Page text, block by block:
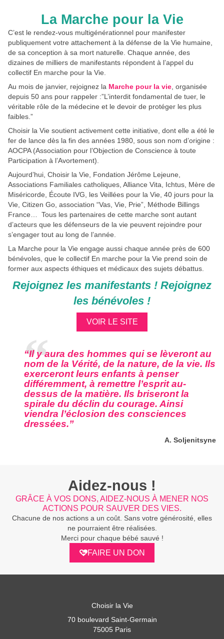
La Marche pour la Vie
C’est le rendez-vous multigénérationnel pour manifester
publiquement votre attachement à la défense de la Vie humaine,
de sa conception à sa mort naturelle. Chaque année, des
dizaines de milliers de manifestants répondent à l’appel du
collectif En marche pour la Vie.
Au mois de janvier, rejoignez la Marche pour la vie , organisée
depuis 50 ans pour rappeler :”L’interdit fondamental de tuer, le
véritable rôle de la médecine et le devoir de protéger les plus
faibles.”
Choisir la Vie soutient activement cette initiative, dont elle a été le
fer de lance dès la fin des années 1980, sous son nom d’origine :
AOCPA (Association pour l’Objection de Conscience à toute
Participation à l’Avortement).
Aujourd’hui, Choisir la Vie, Fondation Jérôme Lejeune,
Associations Familiales catholiques, Alliance Vita, Ichtus, Mère de
Miséricorde, Écoute IVG, les Veillées pour la Vie, 40 jours pour la
Vie, Citizen Go, association “Vas, Vie, Prie”, Méthode Billings
France…  Tous les partenaires de cette marche sont autant
d’acteurs que les défenseurs de la vie peuvent rejoindre pour
s’engager tout au long de l’année.
La Marche pour la Vie engage aussi chaque année près de 600
bénévoles, que le collectif En marche pour la Vie prend soin de
former aux aspects éthiques et médicaux des sujets débattus.
Rejoignez les manifestants ! Rejoignez
les bénévoles !
VOIR LE SITE
“Il y aura des hommes qui se lèveront au
nom de la Vérité, de la nature, de la vie. Ils
exerceront leurs enfants à penser
différemment, à remettre l’esprit au-
dessus de la matière. Ils briseront la
spirale du déclin du courage. Ainsi
viendra l’éclosion des consciences
dressées.”
A. Soljenitsyne
Aidez-nous !
GRÂCE À VOS DONS, AIDEZ-NOUS À MENER NOS
ACTIONS POUR SAUVER DES VIES.
Chacune de nos actions a un coût. Sans votre générosité, elles
ne pourraient être réalisées.
Merci pour chaque bébé sauvé !
FAIRE UN DON
Choisir la Vie
70 boulevard Saint-Germain
75005 Paris